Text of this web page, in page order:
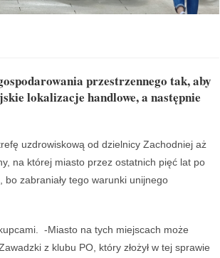
przestrzennego tak, aby
lokalizacje handlowe, a następnie
uzdrowiskową od dzielnicy Zachodniej aż
na której miasto przez ostatnich pięć lat po
zabraniały tego warunki unijnego
-Miasto na tych miejscach może
z klubu PO, który złożył w tej sprawie